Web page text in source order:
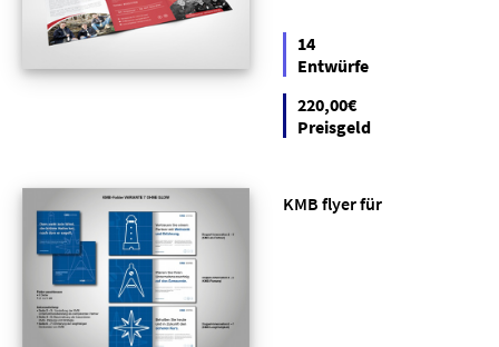
14
Entwürfe
220,00€
Preisgeld
KMB flyer für